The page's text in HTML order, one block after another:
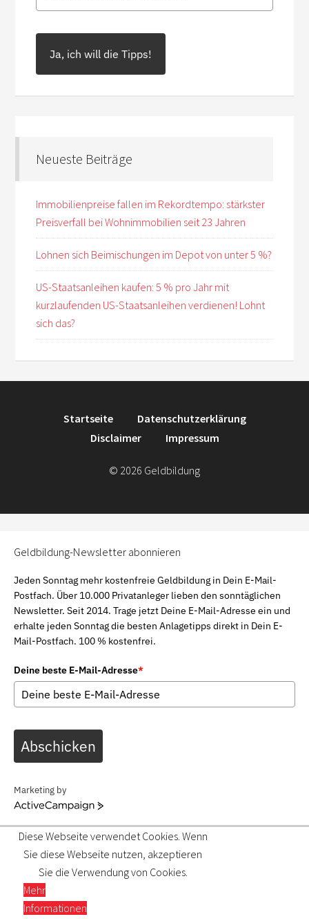
Ja, ich will die Tipps!
Neueste Beiträge
Immobilienpreise fallen im Rekordtempo: stärkster
Preisverfall bei Wohnimmobilien seit 23 Jahren
Lohnen sich Beimischungen im Depot von unter 5 %?
US-Staatsanleihen kaufen: 5 % pro Jahr mit
kurzlaufenden US-Staatsanleihen verdienen! Lohnt
sich das?
Startseite
Datenschutzerklärung
Disclaimer
Impressum
© 2026 Geldbildung
Geldbildung-Newsletter abonnieren
Jeden Sonntag mehr kostenfreie Geldbildung in Dein E-Mail-
Postfach. Über 10.000 Privatanleger lieben den sonntäglichen
Newsletter. Seit 2014. Trage jetzt Deine E-Mail-Adresse ein und
erhalte jeden Sonntag die besten Anlagetipps direkt in Dein E-
Mail-Postfach. 100 % kostenfrei.
Deine beste E-Mail-Adresse*
Abschicken
Marketing by
ActiveCampaign
Diese Webseite verwendet Cookies. Wenn
Sie diese Webseite nutzen, akzeptieren
Sie die Verwendung von Cookies.
Mehr
Informationen